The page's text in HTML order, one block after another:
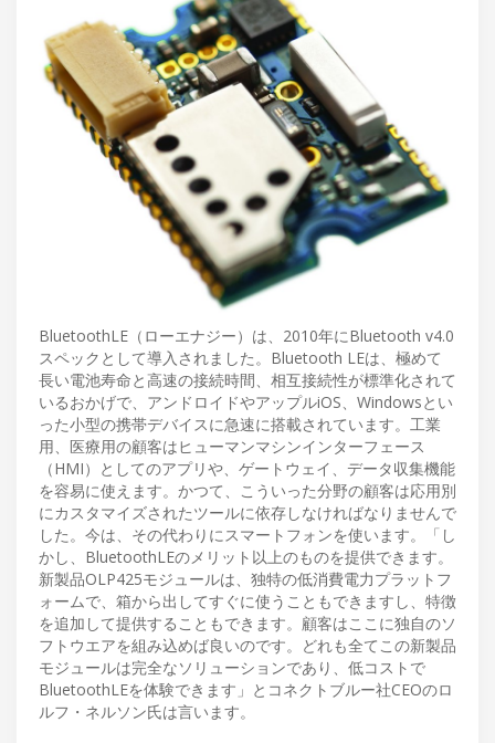
BluetoothLE（ローエナジー）は、2010年にBluetooth v4.0
スペックとして導入されました。Bluetooth LEは、極めて
長い電池寿命と高速の接続時間、相互接続性が標準化されて
いるおかげで、アンドロイドやアップルiOS、Windowsとい
った小型の携帯デバイスに急速に搭載されています。工業
用、医療用の顧客はヒューマンマシンインターフェース
（HMI）としてのアプリや、ゲートウェイ、データ収集機能
を容易に使えます。かつて、こういった分野の顧客は応用別
にカスタマイズされたツールに依存しなければなりませんで
した。今は、その代わりにスマートフォンを使います。「し
かし、BluetoothLEのメリット以上のものを提供できます。
新製品OLP425モジュールは、独特の低消費電力プラットフ
ォームで、箱から出してすぐに使うこともできますし、特徴
を追加して提供することもできます。顧客はここに独自のソ
フトウエアを組み込めば良いのです。どれも全てこの新製品
モジュールは完全なソリューションであり、低コストで
BluetoothLEを体験できます」とコネクトブルー社CEOのロ
ルフ・ネルソン氏は言います。